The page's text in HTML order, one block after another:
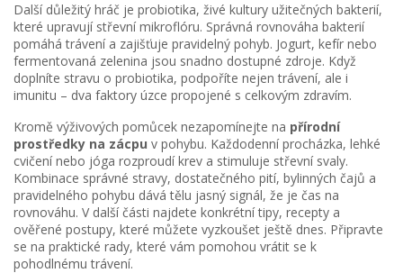
Další důležitý hráč je probiotika, živé kultury užitečných bakterií,
které upravují střevní mikroflóru. Správná rovnováha bakterií
pomáhá trávení a zajišťuje pravidelný pohyb. Jogurt, kefír nebo
fermentovaná zelenina jsou snadno dostupné zdroje. Když
doplníte stravu o probiotika, podpoříte nejen trávení, ale i
imunitu – dva faktory úzce propojené s celkovým zdravím.
Kromě výživových pomůcek nezapomínejte na přírodní
prostředky na zácpu v pohybu. Každodenní procházka, lehké
cvičení nebo jóga rozproudí krev a stimuluje střevní svaly.
Kombinace správné stravy, dostatečného pití, bylinných čajů a
pravidelného pohybu dává tělu jasný signál, že je čas na
rovnováhu. V další části najdete konkrétní tipy, recepty a
ověřené postupy, které můžete vyzkoušet ještě dnes. Připravte
se na praktické rady, které vám pomohou vrátit se k
pohodlnému trávení.